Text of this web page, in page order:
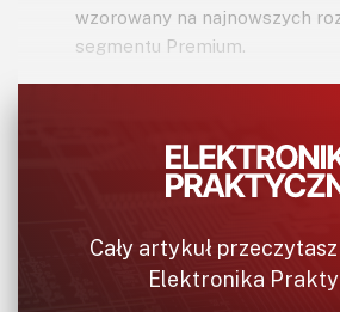
wzorowany na najnowszych
segmentu Premium.
jasności podświetlenia
Jak najmniejsze wymiary
Duża prostota instalacji
zastosowanie pojedynczego
Cały artykuł
Elektronika